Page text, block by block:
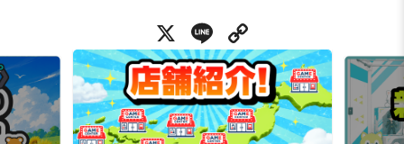
X Line